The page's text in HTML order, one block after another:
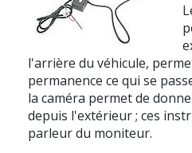
l'arrière du véhicule,
permanence ce qui se
la caméra permet de
depuis l'extérieur ; ces
parleur du moniteur.